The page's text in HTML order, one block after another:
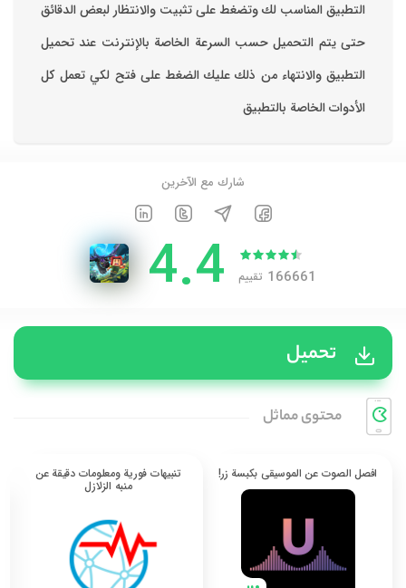
التطبيق المناسب لك وتضغط على تثبيت والانتظار لبعض الدقائق
حتى يتم التحميل حسب السرعة الخاصة بالإنترنت ‏عند تحميل
التطبيق والانتهاء من ذلك عليك الضغط على فتح لكي تعمل كل
الأدوات الخاصة بالتطبيق
شارك مع الآخرين
166661 تقييم 4.4
تحميل
محتوی مماثل
افصل الصوت عن الموسيقى بكبسة زر! تنبيهات فورية ومعلومات دقيقة عن
منبه الزلازل